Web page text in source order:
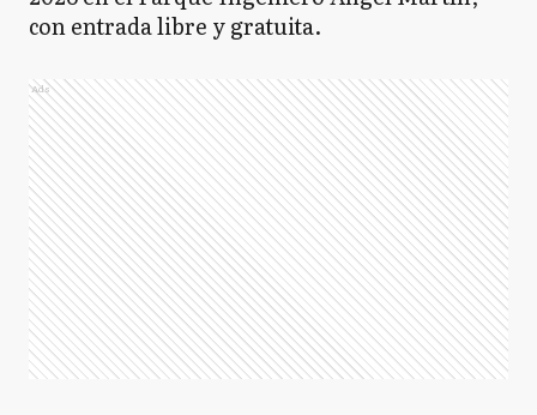
con entrada libre y gratuita.
Ads